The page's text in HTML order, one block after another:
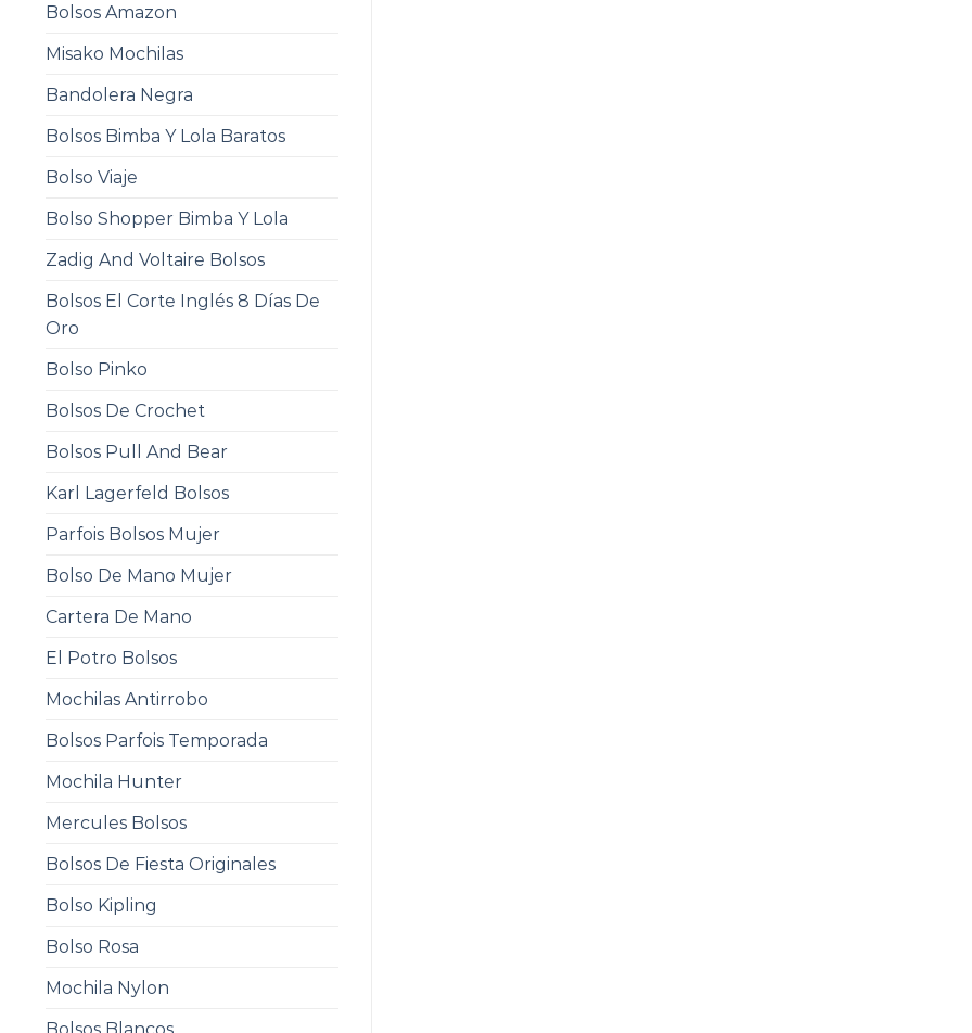
Bolsos Amazon
Misako Mochilas
Bandolera Negra
Bolsos Bimba Y Lola Baratos
Bolso Viaje
Bolso Shopper Bimba Y Lola
Zadig And Voltaire Bolsos
Bolsos El Corte Inglés 8 Días De
Oro
Bolso Pinko
Bolsos De Crochet
Bolsos Pull And Bear
Karl Lagerfeld Bolsos
Parfois Bolsos Mujer
Bolso De Mano Mujer
Cartera De Mano
El Potro Bolsos
Mochilas Antirrobo
Bolsos Parfois Temporada
Mochila Hunter
Mercules Bolsos
Bolsos De Fiesta Originales
Bolso Kipling
Bolso Rosa
Mochila Nylon